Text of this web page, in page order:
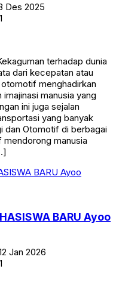
Des 2025
terhadap dunia
dari kecepatan atau
menghadirkan
manusia yang
ini juga sejalan
yang banyak
dan Otomotif di berbagai
manusia
BARU Ayoo
Jan 2026